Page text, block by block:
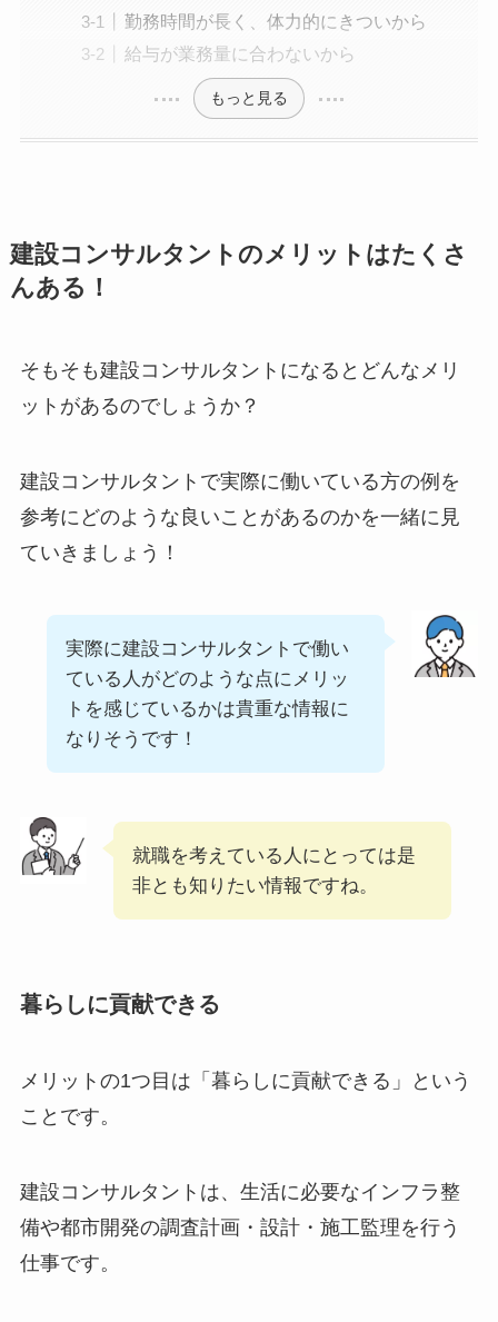
勤務時間が長く、体力的にきついから
給与が業務量に合わないから
もっと見る
建設コンサルタントのメリットはたくさ
んある！
そもそも建設コンサルタントになるとどんなメリ
ットがあるのでしょうか？
建設コンサルタントで実際に働いている方の例を
参考にどのような良いことがあるのかを一緒に見
ていきましょう！
実際に建設コンサルタントで働い
ている人がどのような点にメリッ
トを感じているかは貴重な情報に
なりそうです！
就職を考えている人にとっては是
非とも知りたい情報ですね。
暮らしに貢献できる
メリットの1つ目は「暮らしに貢献できる」という
ことです。
建設コンサルタントは、生活に必要なインフラ整
備や都市開発の調査計画・設計・施工監理を行う
仕事です。